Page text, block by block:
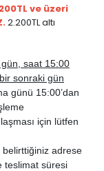
1.6 VTi
1.4 HDi
ve üzeri
2.200TL altı
gün, saat 15:00
sonraki gün
günü 15:00’dan
için lütfen
belirttiğiniz adrese
teslimat süresi